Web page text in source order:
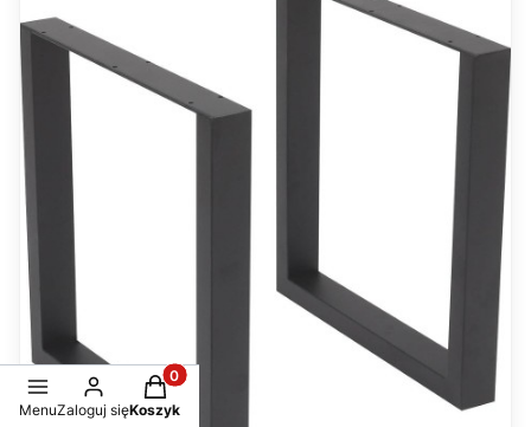
MenuZaloguj się
Produkty w koszyku: 0. Zobacz szczegóły
Koszyk